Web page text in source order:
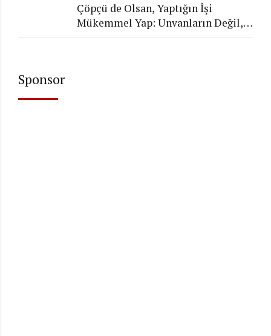
Çöpçü de Olsan, Yaptığın İşi
Mükemmel Yap: Unvanların Değil,
Sponsor